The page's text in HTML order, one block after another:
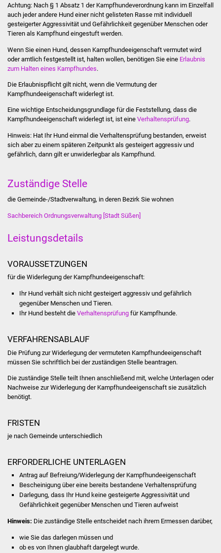
Sanierung Hallenbad
Sanierung Bizethalle
Ortsentwicklung
Presse
Dienstleistungen
Formulare
Bürgerinfos
Kindergärten
Kolping-Musikschule
Soziale Einrichtungen
Kirchen
Kinder- und
Familienzentrum
Achtung: Nach § 1 Absatz 1 der Kampfhundeverordnung kann im Einzelfall
auch jeder andere Hund einer nicht gelisteten Rasse mit individuell
gesteigerter Aggressivität und Gefährlichkeit gegenüber Menschen oder
Tieren als Kampfhund eingestuft werden.
Wenn Sie einen Hund, dessen Kampfhundeeigenschaft vermutet wird
oder amtlich festgestellt ist, halten wollen, benötigen Sie eine Erlaubnis
zum Halten eines Kampfhundes.
Die Erlaubnispflicht gilt nicht, wenn die Vermutung der
Kampfhundeeigenschaft widerlegt ist.
Eine wichtige Entscheidungsgrundlage für die Feststellung, dass die
Kampfhundeeigenschaft widerlegt ist, ist eine Verhaltensprüfung.
Hinweis: Hat Ihr Hund einmal die Verhaltensprüfung bestanden, erweist
sich aber zu einem späteren Zeitpunkt als gesteigert aggressiv und
gefährlich, dann gilt er unwiderlegbar als Kampfhund.
Zuständige Stelle
die Gemeinde-/Stadtverwaltung, in deren Bezirk Sie wohnen
Sachbereich Ordnungsverwaltung [Stadt Süßen]
Leistungsdetails
VORAUSSETZUNGEN
für die Widerlegung der Kampfhundeeigenschaft:
Ihr Hund verhält sich nicht gesteigert aggressiv und gefährlich
gegenüber Menschen und Tieren.
Ihr Hund besteht die Verhaltensprüfungfür Kampfhunde.
VERFAHRENSABLAUF
Die Prüfung zur Widerlegung der vermuteten Kampfhundeeigenschaft
müssen Sie schriftlich bei der zuständigen Stelle beantragen.
Die zuständige Stelle teilt Ihnen anschließend mit, welche Unterlagen oder
Nachweise zur Widerlegung der Kampfhundeeigenschaft sie zusätzlich
benötigt.
FRISTEN
je nach Gemeinde unterschiedlich
ERFORDERLICHE UNTERLAGEN
Antrag auf Befreiung/Widerlegung der Kampfhundeeigenschaft
Bescheinigung über eine bereits bestandene Verhaltensprüfung
Darlegung, dass Ihr Hund keine gesteigerte Aggressivität und
Gefährlichkeit gegenüber Menschen und Tieren aufweist
Hinweis: Die zuständige Stelle entscheidet nach ihrem Ermessen darüber,
wie Sie das darlegen müssen und
ob es von Ihnen glaubhaft dargelegt wurde.